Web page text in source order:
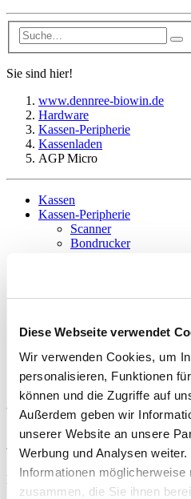
Diese Webseite verwendet
Wir verwenden Cookies, um
personalisieren, Funktionen
können und die Zugriffe auf
Außerdem geben wir
unserer Website an unsere
Werbung und Analysen
Informationen möglicherweise
zusammen, die Sie ihnen
Sie sind hier!
www.dennree-biowin.de
Hardware
Kassen-Peripherie
Kassenladen
AGP Micro
Kassen
Kassen-Peripherie
Scanner
Bondrucker
AGP Micro
Kunden-Displays
MDE-Geräte
Waagen
AGP Micro
Die platzsparende Schublade für